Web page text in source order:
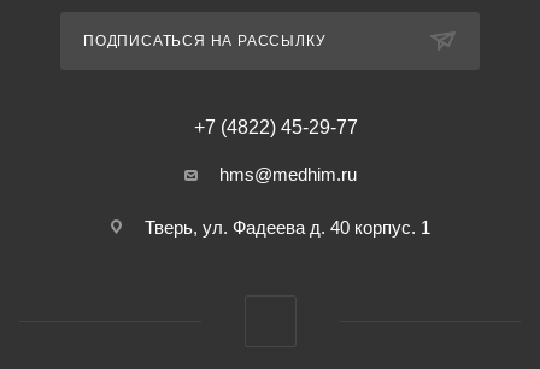
ПОДПИСАТЬСЯ НА РАССЫЛКУ
+7 (4822) 45-29-77
hms@medhim.ru
Тверь, ул. Фадеева д. 40 корпус. 1